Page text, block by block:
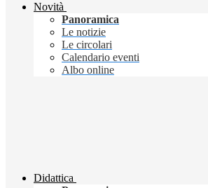
Novità
Panoramica
Le notizie
Le circolari
Calendario eventi
Albo online
Didattica